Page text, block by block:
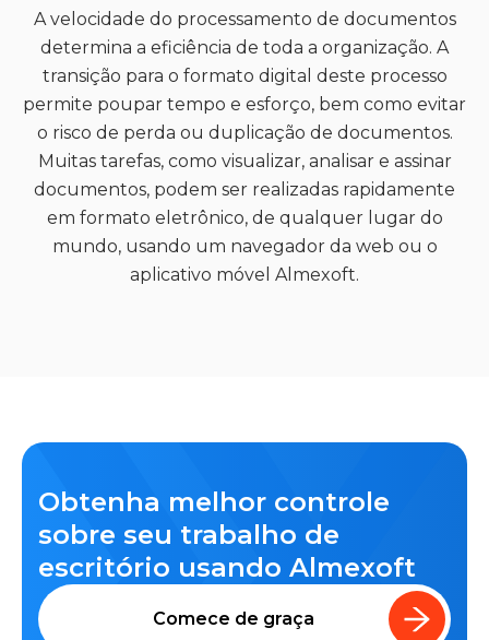
A velocidade do processamento de documentos
determina a eficiência de toda a organização. A
transição para o formato digital deste processo
permite poupar tempo e esforço, bem como evitar
o risco de perda ou duplicação de documentos.
Muitas tarefas, como visualizar, analisar e assinar
documentos, podem ser realizadas rapidamente
em formato eletrônico, de qualquer lugar do
mundo, usando um navegador da web ou o
aplicativo móvel Almexoft.
Obtenha melhor controle
sobre seu trabalho de
escritório usando Almexoft
Comece de graça